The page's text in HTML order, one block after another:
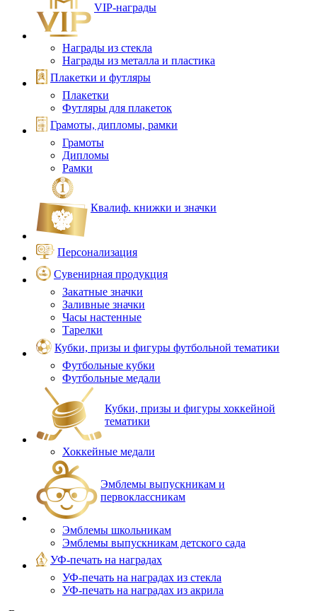
VIP‑награды
Награды из стекла
Награды из металла и пластика
Плакетки и футляры
Плакетки
Футляры для плакеток
Грамоты, дипломы, рамки
Грамоты
Дипломы
Рамки
Квалиф. книжки и значки
Персонализация
Сувенирная продукция
Закатные значки
Заливные значки
Часы настенные
Тарелки
Кубки, призы и фигуры футбольной тематики
Футбольные кубки
Футбольные медали
Кубки, призы и фигуры хоккейной
тематики
Хоккейные медали
Эмблемы выпускникам и
первоклассникам
Эмблемы школьникам
Эмблемы выпускникам детского сада
УФ-печать на наградах
УФ‑печать на наградах из стекла
УФ-печать на наградах из акрила